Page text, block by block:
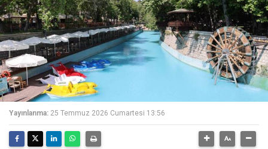
Yayınlanma: 25 Temmuz 2026 Cumartesi 13:56